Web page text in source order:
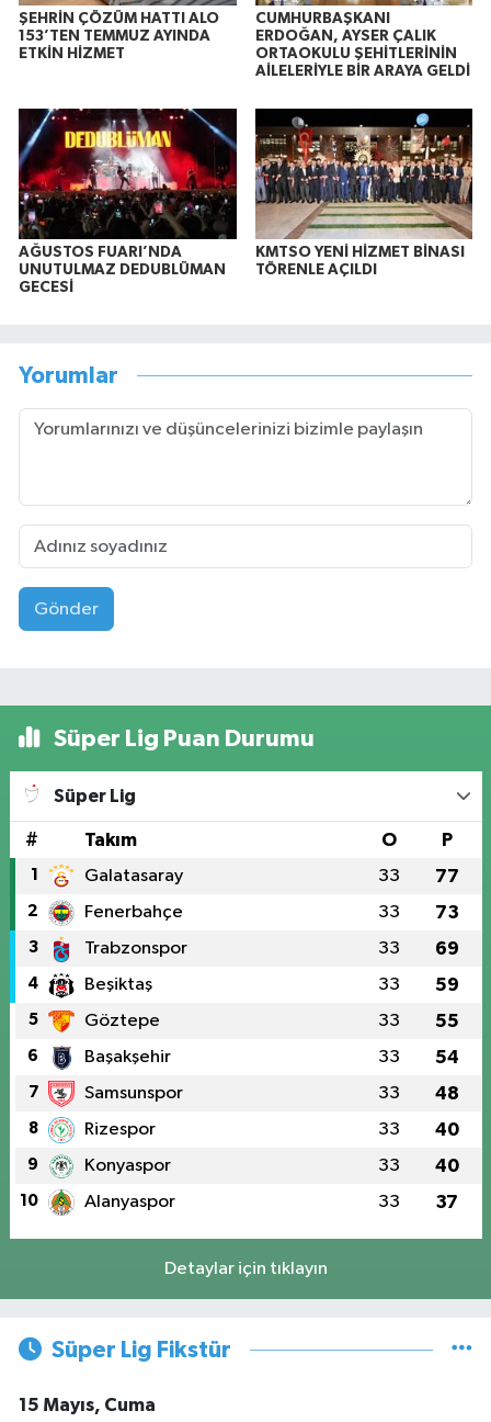
ŞEHRİN ÇÖZÜM HATTI ALO
153’TEN TEMMUZ AYINDA
ETKİN HİZMET
CUMHURBAŞKANI
ERDOĞAN, AYSER ÇALIK
ORTAOKULU ŞEHİTLERİNİN
AİLELERİYLE BİR ARAYA GELDİ
AĞUSTOS FUARI’NDA
UNUTULMAZ DEDUBLÜMAN
GECESİ
KMTSO YENİ HİZMET BİNASI
TÖRENLE AÇILDI
Yorumlar
Gönder
Süper Lig Puan Durumu
Süper Lig
# Takım O P
1 Galatasaray 33 77
2 Fenerbahçe 33 73
3 Trabzonspor 33 69
4 Beşiktaş 33 59
5 Göztepe 33 55
6 Başakşehir 33 54
7 Samsunspor 33 48
8 Rizespor 33 40
9 Konyaspor 33 40
10 Alanyaspor 33 37
Detaylar için tıklayın
Süper Lig Fikstür
15 Mayıs, Cuma